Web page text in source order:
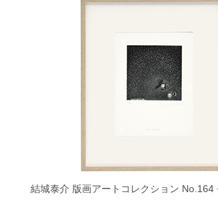
結城泰介 版画アートコレクション No.164